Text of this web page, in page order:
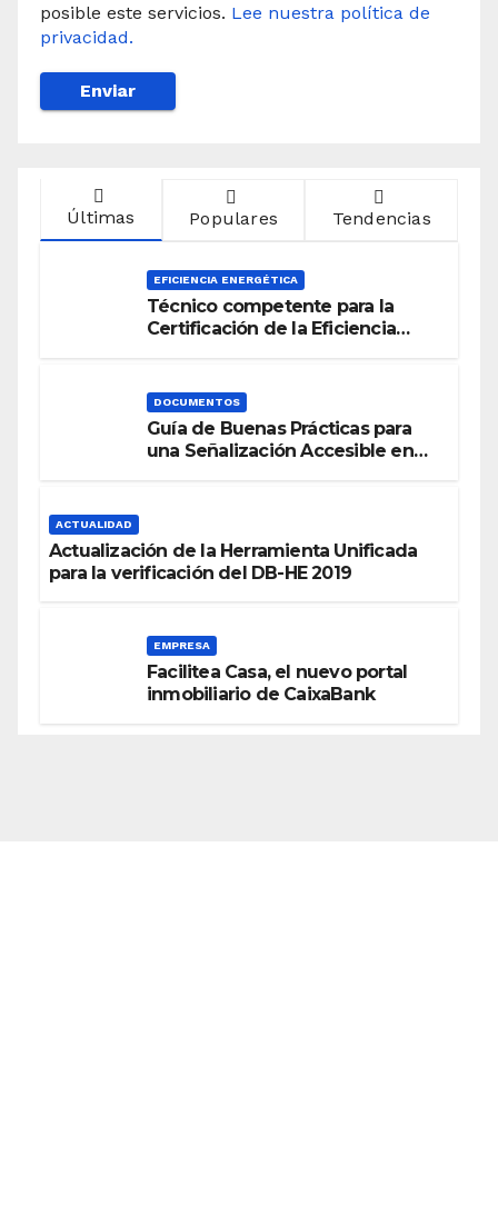
posible este servicios. Lee nuestra política de
privacidad.
Últimas Populares Tendencias
EFICIENCIA ENERGÉTICA
Técnico competente para la
Certificación de la Eficiencia
DOCUMENTOS
Guía de Buenas Prácticas para
una Señalización Accesible en
ACTUALIDAD
Actualización de la Herramienta Unificada
para la verificación del DB-HE 2019
EMPRESA
Facilitea Casa, el nuevo portal
inmobiliario de CaixaBank